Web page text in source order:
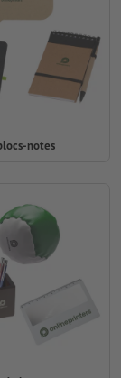
notes